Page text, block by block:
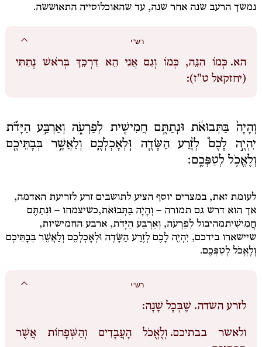
נמשך הרעב שנה אחר שנה, עד שהאוכלוסייה התאוששה.
רש"י
הא. כְּמוֹ הִנֵּה, כְּמוֹ וְגַם אֲנִי הֵא דַּרְכֵּךְ בְּרֹאשׁ נָתַתִּי
(יחזקאל ט"ז):
וְהָיָה֙ בַּתְּבוּאֹ֔ת וּנְתַתֶּ֥ם חֲמִישִׁ֖ית לְפַרְעֹ֑ה וְאַרְבַּ֣ע הַיָּדֹ֡ת
יִהְיֶ֣ה לָכֶם֩ לְזֶ֨רַע הַשָּׂדֶ֧ה וּֽלְאָכְלְכֶ֛ם וְלַאֲשֶׁ֥ר בְּבָתֵּיכֶ֖ם
וְלֶאֱכֹ֥ל לְטַפְּכֶֽם׃
לעומת זאת, במצרים יוסף הציע לתושבים זרע לזריעת האדמה,
אך הוא דרש גם תמורה – וְהָיָה בַּתְּבוּאֹת,כשיצמחו – וּנְתַתֶּם
חֲמִישִׁיתמהיבול לְפַרְעֹה, וְאַרְבַּע הַיָּדֹת, ארבע החמישיות,
שיישארו בידכם, יִהְיֶה לָכֶם לְזֶרַע הַשָּׂדֶה וּלְאָכְלְכֶם וְלַאֲשֶׁר בְּבָתֵּיכֶם
וְלֶאֱכֹל לְטַפְּכֶם.
רש"י
לזרע השדה. שֶׁבְּכָל שָׁנָה:
ולאשר בבתיכם. וְלֶאֱכֹל הָעֲבָדִים וְהַשְּׁפָחוֹת אֲשֶׁר